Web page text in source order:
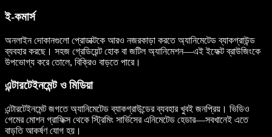
ই-কমার্স
অনলাইন দোকানগুলো প্রোডাক্টকে আরও নজরকাড়া করতে অ্যানিমেটেড ব্যাকগ্রাউন্ড
ব্যবহার করছে। সহজ গ্রেডিয়েন্ট হোক বা জটিল অ্যানিমেশন—এই ইফেক্ট ব্রাউজিংকে
উপভোগ্য করে তোলে, বিক্রিও বাড়তে পারে।
এন্টারটেইনমেন্ট ও মিডিয়া
এন্টারটেইনমেন্ট জগতে অ্যানিমেটেড ব্যাকগ্রাউন্ডের ব্যবহার খুবই জনপ্রিয়। ভিডিও
গেমের মোশন গ্রাফিক্স থেকে স্ট্রিমিং সার্ভিসের এনিমেটেড হেডার—সবখানেই এতে
বাড়তি আকর্ষণ যোগ হয়।